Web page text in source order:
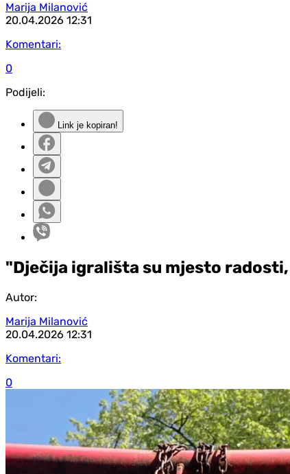
Marija Milanović
20.04.2026 12:31
Komentari:
0
Podijeli:
Link je kopiran!
"Dječija igrališta su mjesto
Autor:
Marija Milanović
20.04.2026 12:31
Komentari:
0